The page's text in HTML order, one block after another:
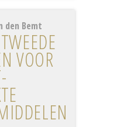
den Bemt
VOOR